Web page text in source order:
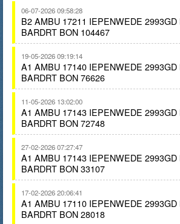
06-07-2026 09:58:28
B2 AMBU 17211 IEPENWEDE
BARDRT BON 104467
19-05-2026 09:19:14
A1 AMBU 17140 IEPENWEDE
BARDRT BON 76626
11-05-2026 13:02:00
A1 AMBU 17143 IEPENWEDE
BARDRT BON 72748
27-02-2026 07:27:47
A1 AMBU 17143 IEPENWEDE
BARDRT BON 33107
17-02-2026 20:06:41
A1 AMBU 17110 IEPENWEDE
BARDRT BON 28018